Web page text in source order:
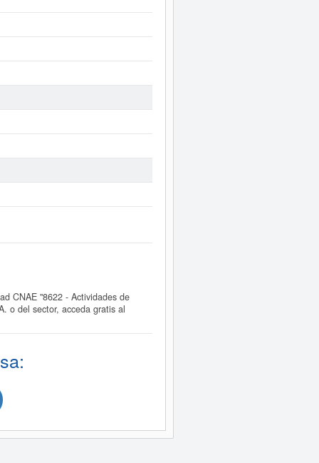
CNAE "8622 - Actividades de
o del sector, acceda gratis al